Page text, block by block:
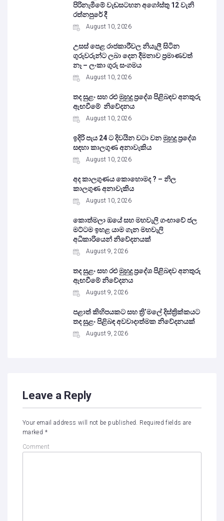
පිරිනැමීමේ වැඩසටහන අගෝස්තු 12 වැනි
රත්නපුරේ දී
August 10, 2026
උසස් පෙළ රාජකාරීවල නියැලී සිටින
ගුරුවරුන්ට ලබා දෙන දීමනාව ප්‍රමාණවත්
නෑ – ලංකා ගුරු සංගමය
August 10, 2026
තද සුළං සහ රළු මුහුදු ප්‍රදේශ පිළිබඳව අනතුරු
ඇඟවීමේ නිවේදනය
August 10, 2026
ඉදිරි පැය 24 ට දිවයින වටා වන මුහුදු ප්‍රදේශ
සඳහා කාලගුණ අනාවැකිය
August 10, 2026
අද කාලගුණය කොහොමද ? – නිල
කාලගුණ අනාවැකිය
August 10, 2026
කොත්මලා ඔයේ සහ මහවැලි ගංඟාවේ ජල
මට්ටම ඉහළ යාම ගැන මහවැලි
අධිකාරියෙන් නිවේදනයක්
August 9, 2026
තද සුළං සහ රළු මුහුදු ප්‍රදේශ පිළිබඳව අනතුරු
ඇඟවීමේ නිවේදනය
August 9, 2026
පළාත් කිහිපයකට සහ ත්‍රි’මලේ දිස්ත්‍රික්කයට
තද සුළං පිළිබඳ අවවාදාත්මක නිවේදනයක්
August 9, 2026
Leave a Reply
Your email address will not be published. Required fields are
marked *
Comment